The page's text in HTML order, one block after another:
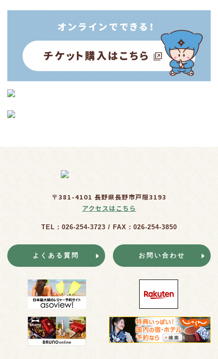
〒381-4101 長野県長野市戸隠3193
アクセスはこちら
TEL：026-254-3723 / FAX：026-254-3850
よくある質問 お問い合わせ